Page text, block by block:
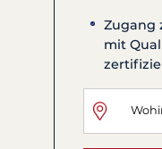
Zugang
mit